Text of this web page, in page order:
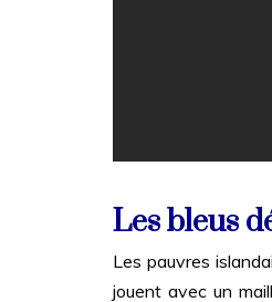
Les bleus
Les pauvres
jouent avec un